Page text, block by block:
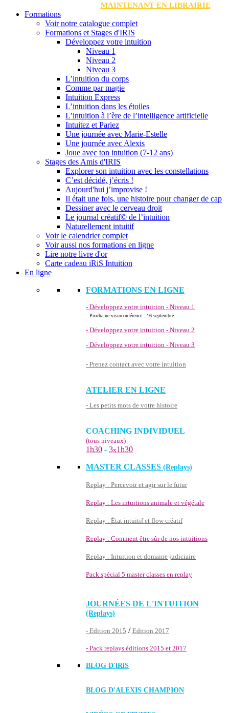
MAINTENANT EN LIBRAIRIE
Formations
Voir notre catalogue complet
Formations et Stages d'IRIS
Développez votre intuition
Niveau 1
Niveau 2
Niveau 3
L’intuition du corps
Comme par magie
Intuition Express
L’intuition dans les étoiles
L’intuition à l’ère de l’intelligence artificielle
Intuitez et Pariez
Une journée avec Marie-Estelle
Une journée avec Alexis
Joue avec ton intuition (7-12 ans)
Stages des Amis d'IRIS
Explorer son intuition avec les constellations
C’est décidé, j’écris !
Aujourd'hui j’improvise !
Il était une fois, une histoire pour changer de cap
Dessiner avec le cerveau droit
Le journal créatif© de l’intuition
Naturellement intuitif
Voir le calendrier complet
Voir aussi nos formations en ligne
Lire notre livre d'or
Carte cadeau iRiS Intuition
En ligne
FORMATIONS EN LIGNE
- Développez votre intuition - Niveau 1
Prochaine visioconférence : 16 septembre
- Développez votre intuition - Niveau 2
- Développez votre intuition - Niveau 3
- Prenez contact avec votre intuition
ATELIER EN LIGNE
- Les petits mots de votre histoire
COACHING INDIVIDUEL
(tous niveaux)
1h30 - 3x1h30
MASTER CLASSES (Replays)
Replay : Percevoir et agir sur le futur
Replay : Les intuitions animale et végétale
Replay : État intuitif et flow créatif
Replay : Comment être sûr de nos intuitions
Replay : Intuition et domaine judiciaire
Pack spécial 5 master classes en replay
JOURNÉES DE L'INTUITION
(Replays)
- Edition 2015 / Edition 2017
- Pack replays éditions 2015 et 2017
BLOG D'iRiS
BLOG D'ALEXIS CHAMPION